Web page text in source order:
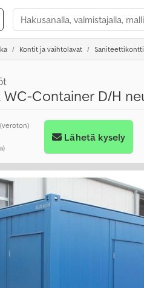
Kontit ja vaihtolavat Saniteettikontti
Container D/H
Lähetä kysely